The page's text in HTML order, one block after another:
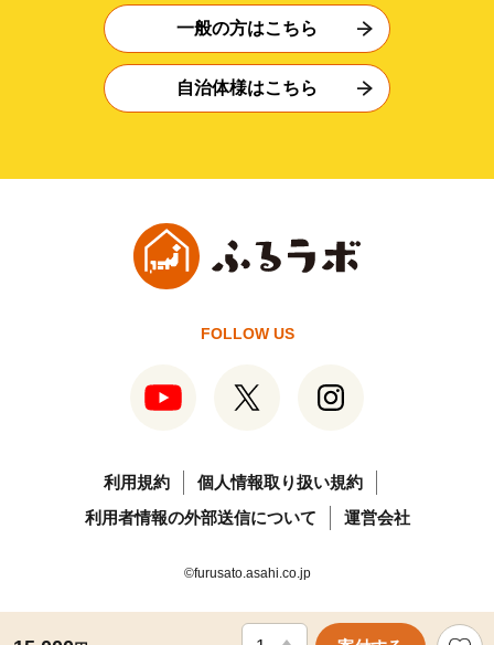
一般の方はこちら
自治体様はこちら
FOLLOW US
利用規約
個人情報取り扱い規約
利用者情報の外部送信について
運営会社
©furusato.asahi.co.jp